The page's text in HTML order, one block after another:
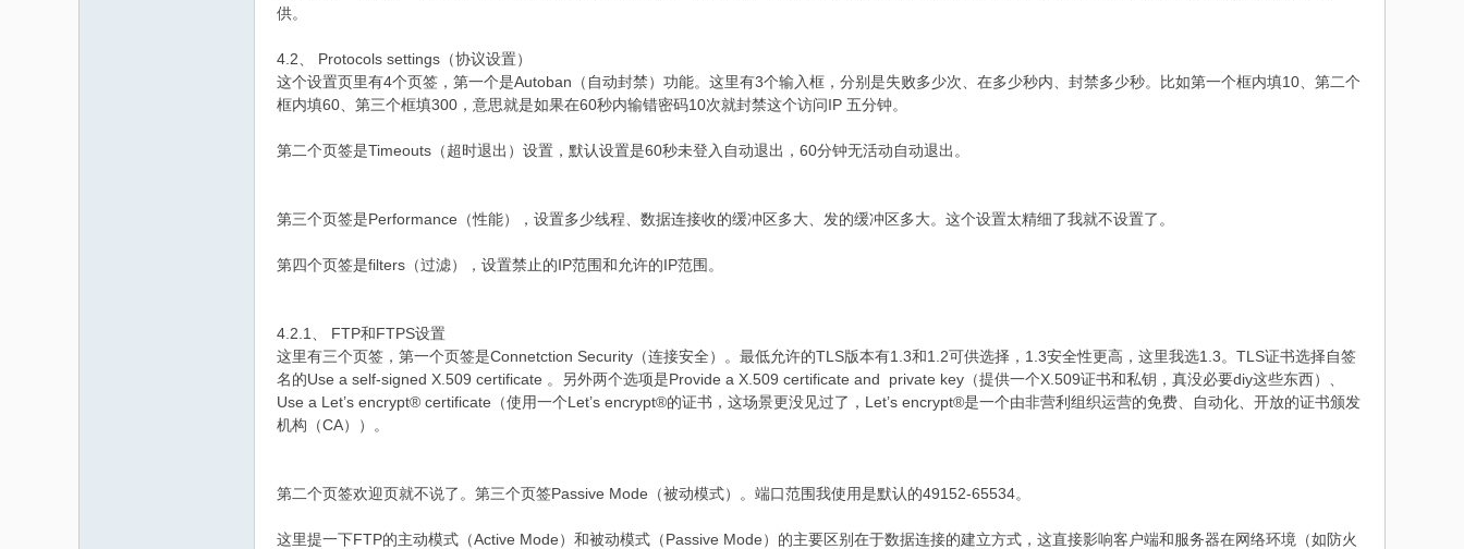
供。
4.2、 Protocols settings（协议设置）
这个设置页里有4个页签，第一个是Autoban（自动封禁）功能。这里有3个输入框，分别是失败多少次、在多少秒内、封禁多少秒。比如第一个框内填10、第二个
框内填60、第三个框填300，意思就是如果在60秒内输错密码10次就封禁这个访问IP 五分钟。
第二个页签是Timeouts（超时退出）设置，默认设置是60秒未登入自动退出，60分钟无活动自动退出。
第三个页签是Performance（性能），设置多少线程、数据连接收的缓冲区多大、发的缓冲区多大。这个设置太精细了我就不设置了。
第四个页签是filters（过滤），设置禁止的IP范围和允许的IP范围。
4.2.1、 FTP和FTPS设置
这里有三个页签，第一个页签是Connetction Security（连接安全）。最低允许的TLS版本有1.3和1.2可供选择，1.3安全性更高，这里我选1.3。TLS证书选择自签
名的Use a self-signed X.509 certificate 。另外两个选项是Provide a X.509 certificate and private key（提供一个X.509证书和私钥，真没必要diy这些东西）、
Use a Let’s encrypt® certificate（使用一个Let’s encrypt®的证书，这场景更没见过了，Let’s encrypt®是一个由非营利组织运营的免费、自动化、开放的证书颁发
机构（CA））。
第二个页签欢迎页就不说了。第三个页签Passive Mode（被动模式）。端口范围我使用是默认的49152-65534。
这里提一下FTP的主动模式（Active Mode）和被动模式（Passive Mode）的主要区别在于数据连接的建立方式，这直接影响客户端和服务器在网络环境（如防火